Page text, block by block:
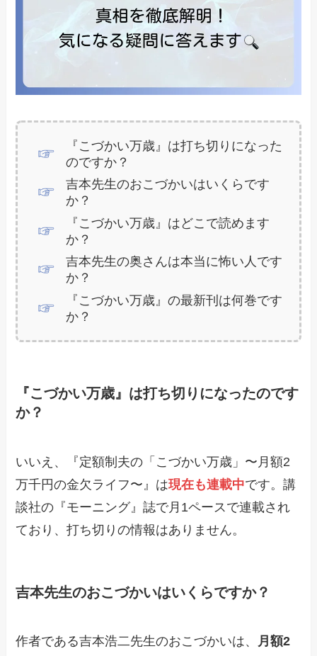
『こづかい万歳』は打ち切りになった
のですか？
吉本先生のおこづかいはいくらです
か？
『こづかい万歳』はどこで読めます
か？
吉本先生の奥さんは本当に怖い人です
か？
『こづかい万歳』の最新刊は何巻です
か？
『こづかい万歳』は打ち切りになったのです
か？
いいえ、『定額制夫の「こづかい万歳」〜月額2
万千円の金欠ライフ〜』は現在も連載中です。講
談社の『モーニング』誌で月1ペースで連載され
ており、打ち切りの情報はありません。
吉本先生のおこづかいはいくらですか？
作者である吉本浩二先生のおこづかいは、 月額2